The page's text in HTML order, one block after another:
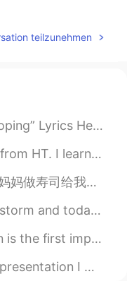
花， 但是今年很
2020.07.01 06:57
很多人public
很多人在家里
很多人在家里
teilzunehmen
hovers nearby Awaiting a...
and it felt like i was in Japan ...
司。我不知道为什么！他们说海鲜不好吃。但是有寿司没有海鲜的。我认...
another snow storm next week l...
when you speak. You may have ...
to not choke on my words.